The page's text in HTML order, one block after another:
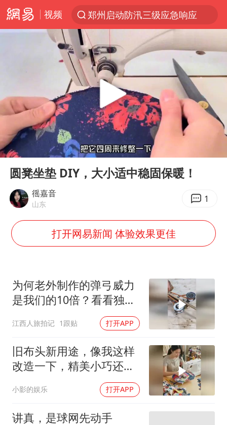
视频
郑州启动防汛三级应急响应
新能源汽车产业链提速
费大厨不再自称“大王”
APEC峰会倒计时100天
众星发文悼念秦焰
“还不如不放假”
大连一起飞航班因乘客可乐爆瓶折返
血指纹匹配成功，20年悬案告破！凶手被执行死刑
武契奇：欧洲已处于大战边缘
7月CPI同比上涨0.5% 经济内生增长动力持续增强
无锡降雨量冲至全国第一
下党之路
Play
圆凳坐垫 DIY，大小适中稳固保暖！
徭嘉音
山东 1
打开网易新闻 体验效果更佳
为何老外制作的弹弓威力
是我们的10倍？看看独特
江西人旅拍记 1跟贴 打开APP
旧布头新用途，像我这样
改造一下，精美小巧还实
小影的娱乐 打开APP
讲真，是球网先动手